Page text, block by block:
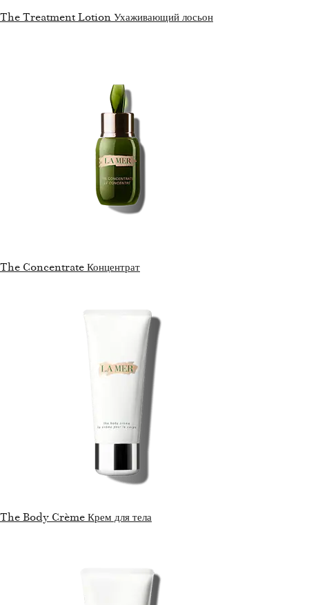
The Treatment Lotion Ухаживающий лосьон
The Concentrate Концентрат
The Body Crème Крем для тела